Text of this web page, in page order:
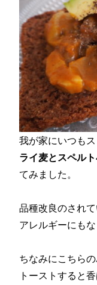
我が家にいつもス
ライ麦とスペル
てみました。
品種改良のされ
アレルギーにも
ちなみにこちらの
トーストすると